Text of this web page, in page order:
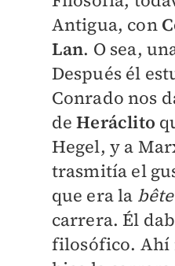
Antigua, con
Lan. O sea,
Después él
Conrado nos
deHeráclito
Hegel, y a
trasmitía el
que era la
carrera. Él
filosófico. Ahí